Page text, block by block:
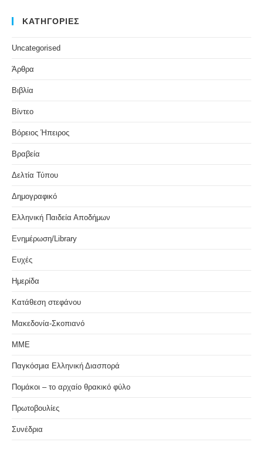
ΚΑΤΗΓΟΡΙΕΣ
Uncategorised
Άρθρα
Βιβλία
Βίντεο
Βόρειος Ήπειρος
Βραβεία
Δελτία Τύπου
Δημογραφικό
Ελληνική Παιδεία Αποδήμων
Ενημέρωση/Library
Ευχές
Ημερίδα
Κατάθεση στεφάνου
Μακεδονία-Σκοπιανό
ΜΜΕ
Παγκόσμια Ελληνική Διασπορά
Πομάκοι – το αρχαίο θρακικό φύλο
Πρωτοβουλίες
Συνέδρια